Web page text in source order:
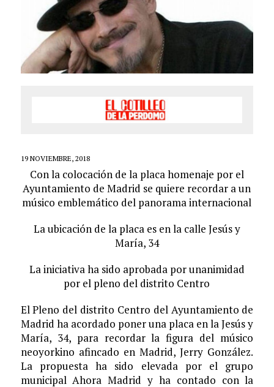
19 NOVIEMBRE, 2018
Con la colocación de la placa homenaje por el
Ayuntamiento de Madrid se quiere recordar a un
músico emblemático del panorama internacional
La ubicación de la placa es en la calle Jesús y
María, 34
La iniciativa ha sido aprobada por unanimidad
por el pleno del distrito Centro
El Pleno del distrito Centro del Ayuntamiento de
Madrid ha acordado poner una placa en la Jesús y
María, 34, para recordar la figura del músico
neoyorkino afincado en Madrid, Jerry González.
La propuesta ha sido elevada por el grupo
municipal Ahora Madrid y ha contado con la